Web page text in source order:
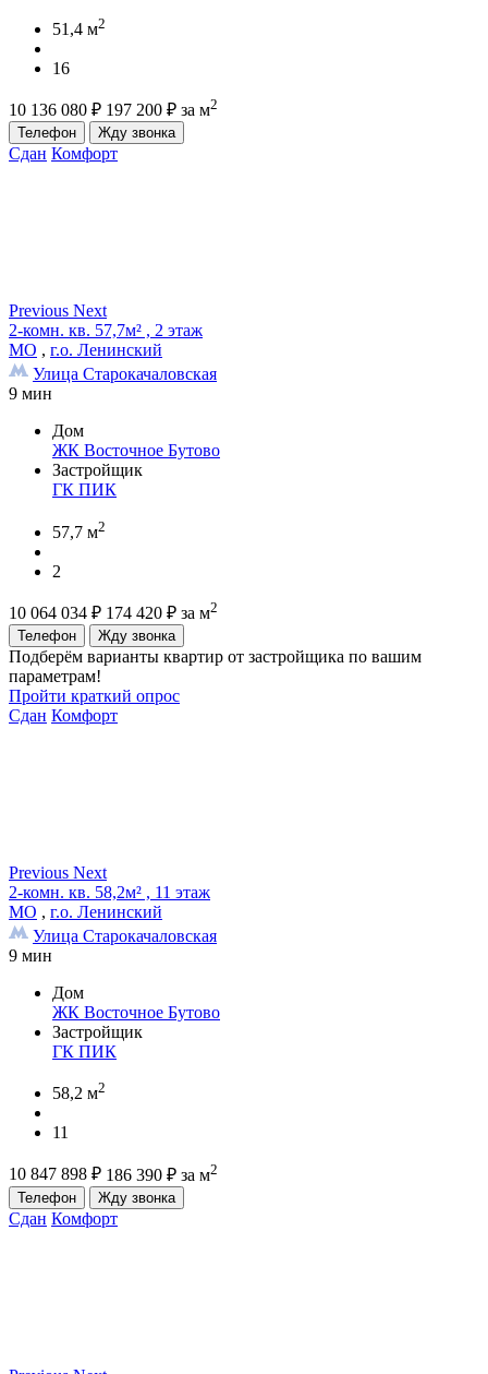
51,4 м2
16
10 136 080 ₽ 197 200 ₽ за м2
Телефон
Жду звонка
Сдан Комфорт
Previous Next
2-комн. кв. 57,7м² , 2 этаж
МО , г.о. Ленинский
Улица Старокачаловская
9 мин
Дом
ЖК Восточное Бутово
Застройщик
ГК ПИК
57,7 м2
2
10 064 034 ₽ 174 420 ₽ за м2
Телефон
Жду звонка
Подберём варианты квартир от застройщика по вашим
параметрам!
Пройти краткий опрос
Сдан Комфорт
Previous Next
2-комн. кв. 58,2м² , 11 этаж
МО , г.о. Ленинский
Улица Старокачаловская
9 мин
Дом
ЖК Восточное Бутово
Застройщик
ГК ПИК
58,2 м2
11
10 847 898 ₽ 186 390 ₽ за м2
Телефон
Жду звонка
Сдан Комфорт